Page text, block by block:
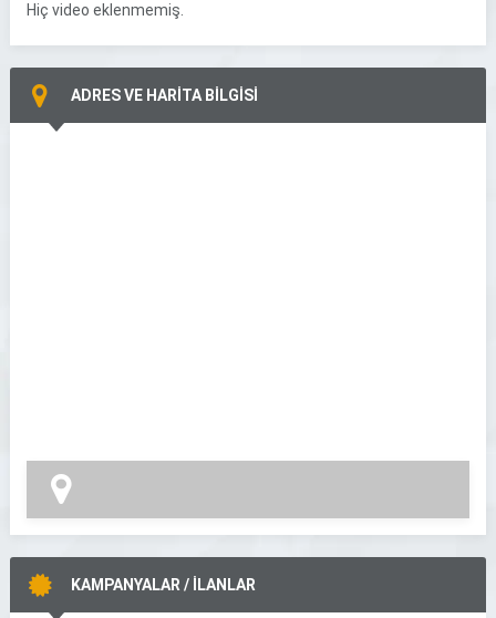
Hiç video eklenmemiş.
ADRES VE HARİTA BİLGİSİ
KAMPANYALAR / İLANLAR